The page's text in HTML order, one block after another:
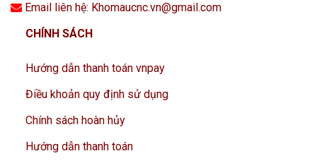
Email liên hệ: Khomaucnc.vn@gmail.com
CHÍNH SÁCH
Hướng dẫn thanh toán vnpay
Điều khoản quy định sử dụng
Chính sách hoàn hủy
Hướng dẫn thanh toán